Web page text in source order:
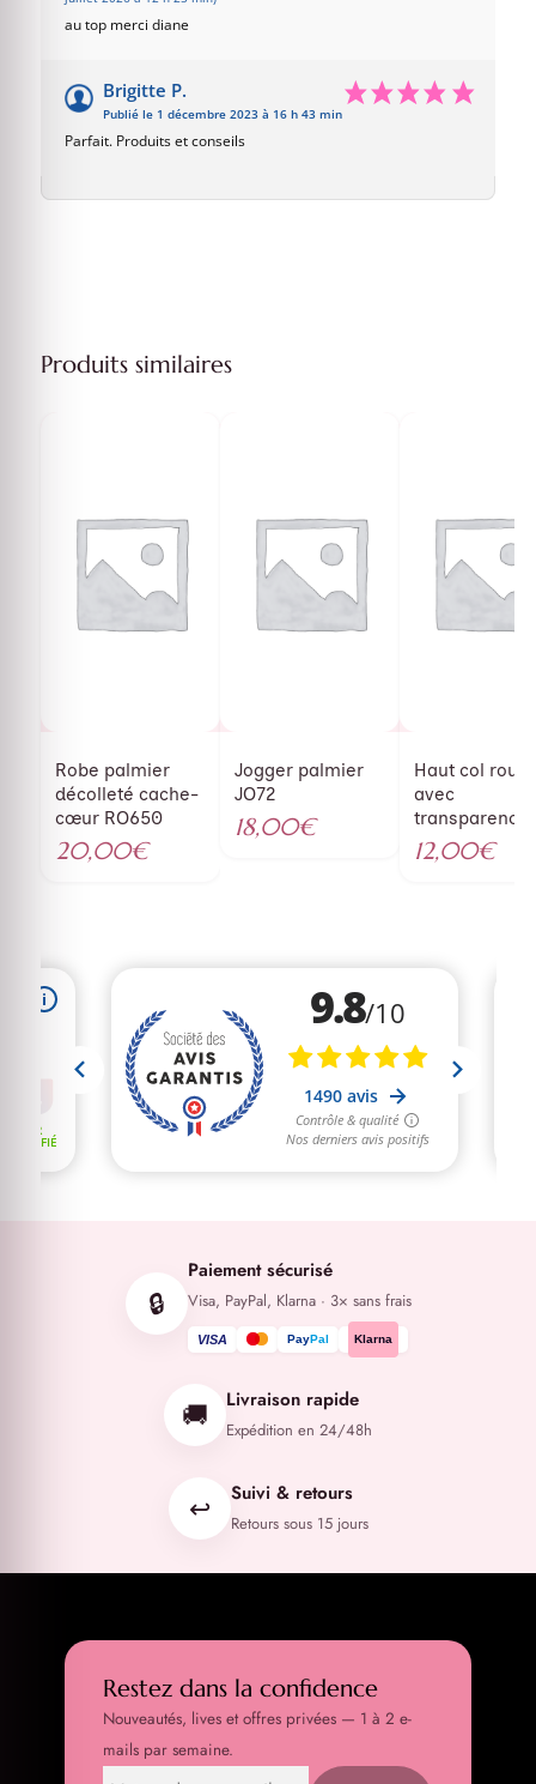
au top merci diane
Brigitte P.
Publié le 1 décembre 2023 à 16 h 43 min
Parfait. Produits et conseils
Produits similaires
Robe palmier
décolleté cache-
cœur RO650
20,00€
Jogger palmier
JO72
18,00€
Haut col roulé
avec
transparence
409
12,00€
🔒
Paiement sécurisé
Visa, PayPal, Klarna · 3× sans frais
VISA PayPal Klarna
🚚 Livraison rapide
Expédition en 24/48h
↩️ Suivi & retours
Retours sous 15 jours
Restez dans la confidence
Nouveautés, lives et offres privées — 1 à 2 e-
mails par semaine.